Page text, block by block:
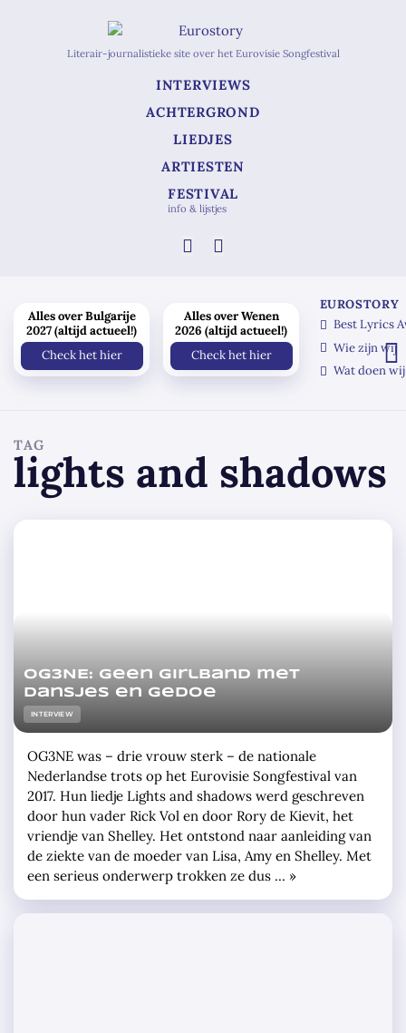
Literair-journalistieke site over het Eurovisie Songfestival
INTERVIEWS
ACHTERGROND
LIEDJES
ARTIESTEN
FESTIVAL
info & lijstjes
TAG
lights and shadows
OG3NE: Geen girlband met
dansjes en gedoe
INTERVIEW
OG3NE was – drie vrouw sterk – de nationale
Nederlandse trots op het Eurovisie Songfestival van
2017. Hun liedje Lights and shadows werd geschreven
door hun vader Rick Vol en door Rory de Kievit, het
vriendje van Shelley. Het ontstond naar aanleiding van
de ziekte van de moeder van Lisa, Amy en Shelley. Met
een serieus onderwerp trokken ze dus … »
Alles over Bulgarije
2027 (altijd actueel!)
Check het hier
Alles over Wenen
2026 (altijd actueel!)
Check het hier
EUROSTORY
Best Lyrics
Wie zijn wij
Wat doen wij